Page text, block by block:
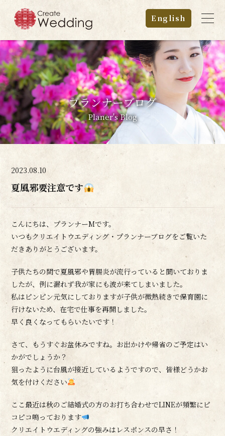
English
プランナーブログ
Planer's Blog
2023.08.10
夏風邪要注意です
こんにちは、プランナーMです。
いつもクリエイトウエディング・プランナーブログをご覧いた
だきありがとうございます。
子供たちの間で夏風邪や胃腸炎が流行っていると聞いておりま
したが、例に漏れず我が家にも波が来てしまいました。
私はピンピン元気にしておりますが子供が微熱続きで保育園に
行けないため、在宅で仕事を再開しました。
早く良くなってもらいたいです！
さて、もうすぐお盆休みですね。お出かけや帰省のご予定はい
かがでしょうか？
狙ったように台風が接近しているようですので、皆様どうかお
気を付けください
ここ最近は秋のご結婚式の方のお打ち合わせでLINEが頻繁にピ
コピコ鳴っております
クリエイトウエディングの強みはレスポンスの早さ！